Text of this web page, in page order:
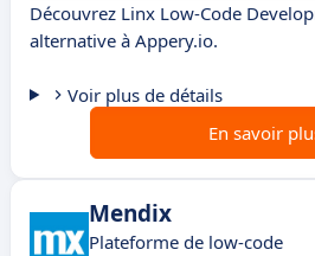
Découvrez Linx Low-Code
alternative à Appery.io.
Voir plus de détails
En savoir
Mendix
Plateforme de low-code